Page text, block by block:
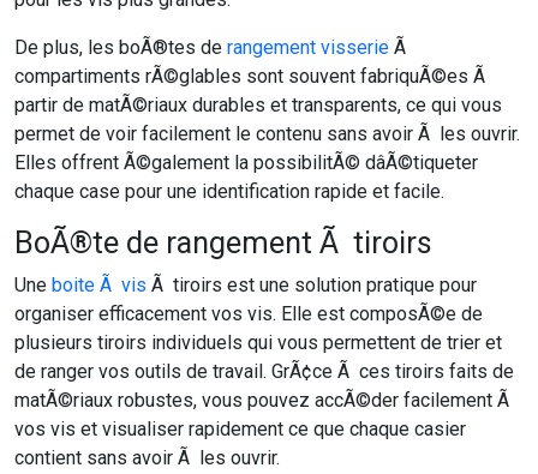
De plus, les boÃ®tes de rangement visserie Ã
compartiments rÃ©glables sont souvent fabriquÃ©es Ã
partir de matÃ©riaux durables et transparents, ce qui vous
permet de voir facilement le contenu sans avoir Ã les ouvrir.
Elles offrent Ã©galement la possibilitÃ© dâÃ©tiqueter
chaque case pour une identification rapide et facile.
BoÃ®te de rangement Ã tiroirs
Une boite Ã vis Ã tiroirs est une solution pratique pour
organiser efficacement vos vis. Elle est composÃ©e de
plusieurs tiroirs individuels qui vous permettent de trier et
de ranger vos outils de travail. GrÃ¢ce Ã ces tiroirs faits de
matÃ©riaux robustes, vous pouvez accÃ©der facilement Ã
vos vis et visualiser rapidement ce que chaque casier
contient sans avoir Ã les ouvrir.